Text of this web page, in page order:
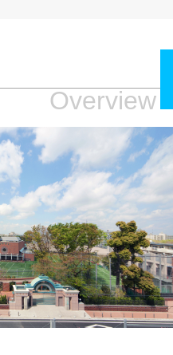
Overview